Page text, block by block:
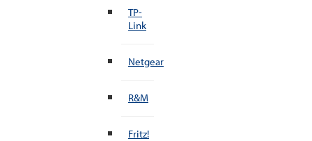
TP-
Link
Netgear
R&M
Fritz!